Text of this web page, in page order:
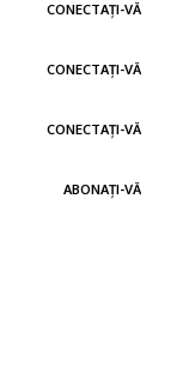
CONECTAȚI-VĂ
CONECTAȚI-VĂ
CONECTAȚI-VĂ
ABONAȚI-VĂ